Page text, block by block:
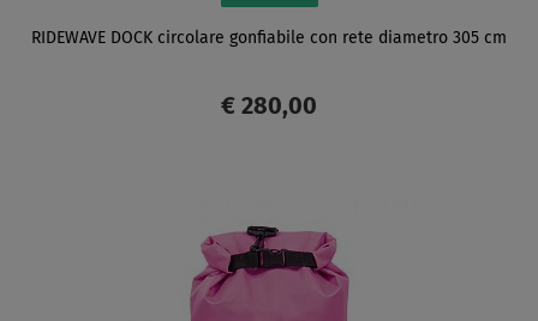
RIDEWAVE DOCK circolare gonfiabile con rete diametro 305 cm
€ 280,00